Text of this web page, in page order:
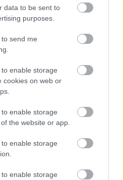
data to be sent to
purposes.
send me
enable storage
cookies on web or
enable storage
the website or app.
enable storage
enable storage